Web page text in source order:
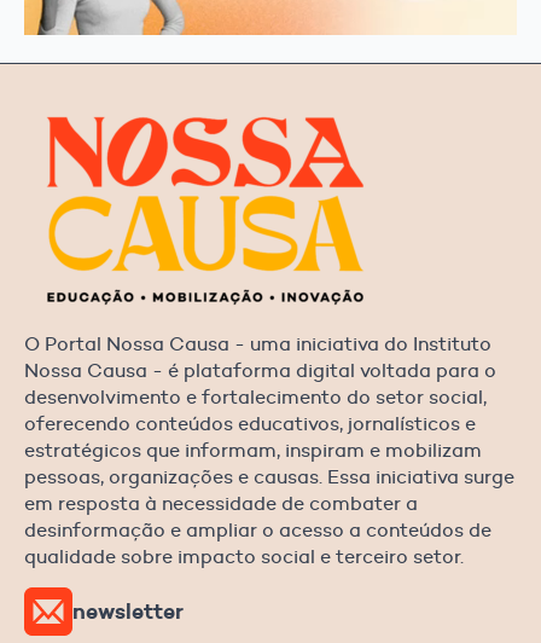
O Portal Nossa Causa - uma iniciativa do Instituto
Nossa Causa - é plataforma digital voltada para o
desenvolvimento e fortalecimento do setor social,
oferecendo conteúdos educativos, jornalísticos e
estratégicos que informam, inspiram e mobilizam
pessoas, organizações e causas. Essa iniciativa surge
em resposta à necessidade de combater a
desinformação e ampliar o acesso a conteúdos de
qualidade sobre impacto social e terceiro setor.
newsletter